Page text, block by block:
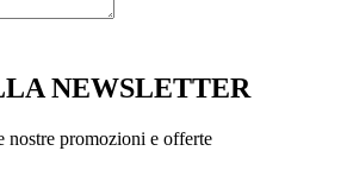
NEWSLETTER
nostre promozioni e offerte